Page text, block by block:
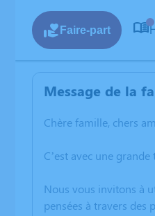
Faire-part
Message de la
Chère famille, chers
C’est avec une
Nous vous invitons à
pensées à travers des